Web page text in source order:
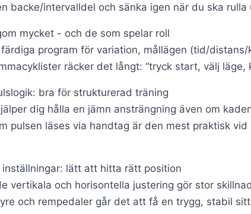
backe/intervalldel och sänka igen när du ska rulla
mycket - och de som spelar roll
program för variation, mållägen (tid/
räcker det långt: “tryck start, välj läge,
bra för strukturerad träning
dig hålla en jämn ansträngning även om
pulsen läses via handtag är den mest praktisk
inställningar: lätt att hitta rätt position
vertikala och horisontella justering gör stor
och rempedaler går det att få en trygg, stabil